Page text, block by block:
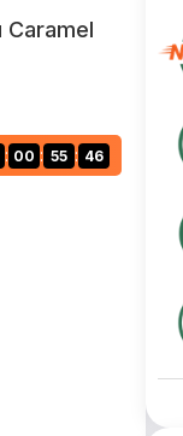
Caramel
: 00 : 55 : 45